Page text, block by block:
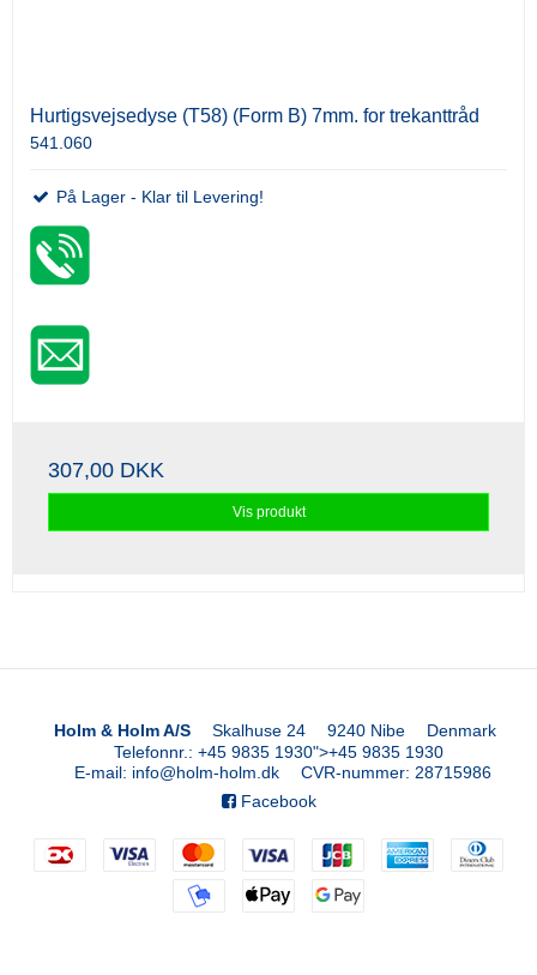
Hurtigsvejsedyse (T58) (Form B) 7mm. for trekanttråd
541.060
På Lager - Klar til Levering!
307,00 DKK
Vis produkt
Holm & Holm A/S Skalhuse 24 9240 Nibe
Denmark
Telefonnr. : +45 9835 1930">+45 9835 1930
E-mail: info@holm-holm.dk CVR-nummer: 28715986
Facebook